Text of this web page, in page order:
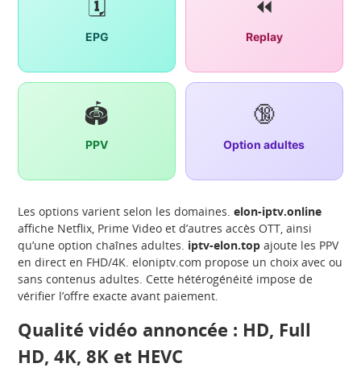
🗓️
EPG
⏪
Replay
🏟️
PPV
🔞
Option adultes
Les options varient selon les domaines.elon-iptv.online
affiche Netflix, Prime Video et d’autres accès OTT, ainsi
qu’une option chaînes adultes. iptv-elon.top ajoute les PPV
en direct en FHD/4K. eloniptv.com propose un choix avec ou
sans contenus adultes. Cette hétérogénéité impose de
vérifier l’offre exacte avant paiement.
Qualité vidéo annoncée : HD, Full
HD, 4K, 8K et HEVC